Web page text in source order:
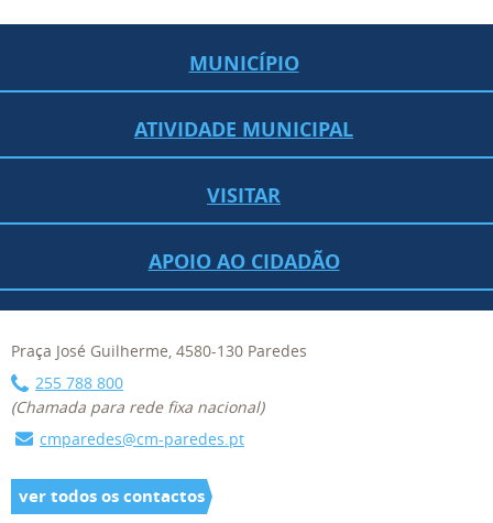
MUNICÍPIO
ATIVIDADE MUNICIPAL
VISITAR
APOIO AO CIDADÃO
Praça José Guilherme, 4580-130 Paredes
255 788 800
(Chamada para rede fixa nacional)
cmparedes@cm-paredes.pt
ver todos os contactos